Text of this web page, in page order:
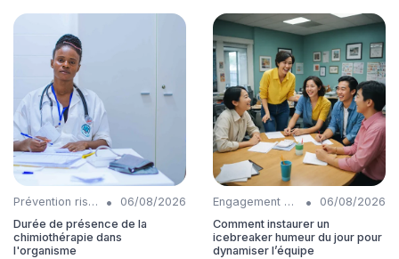
Prévention risques •
06/08/2026
Durée de présence de la
chimiothérapie dans
l'organisme
Engagement collaborateurs •
06/08/2026
Comment instaurer un
icebreaker humeur du jour pour
dynamiser l’équipe